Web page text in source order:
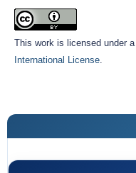
This work is licensed under a
International License.